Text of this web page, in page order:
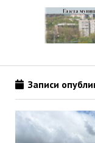
Записи